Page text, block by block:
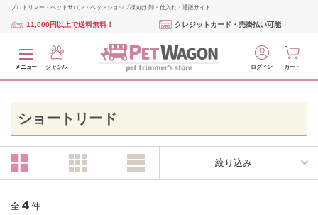
プロトリマー・ペットサロン・ペットショップ様向け 卸・仕入れ・通販サイト
11,000円以上で送料無料！ クレジットカード・売掛払い可能
メニュー ジャンル ログイン カート
ショートリード
絞り込み
全 4 件